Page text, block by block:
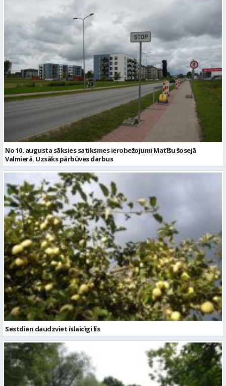
No 10. augusta sāksies satiksmes ierobežojumi Matīšu šosejā
Valmierā. Uzsāks pārbūves darbus
Sestdien daudzviet īslaicīgi līs